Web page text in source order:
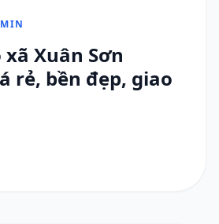
xã Xuân Sơn
rẻ, bền đẹp, giao